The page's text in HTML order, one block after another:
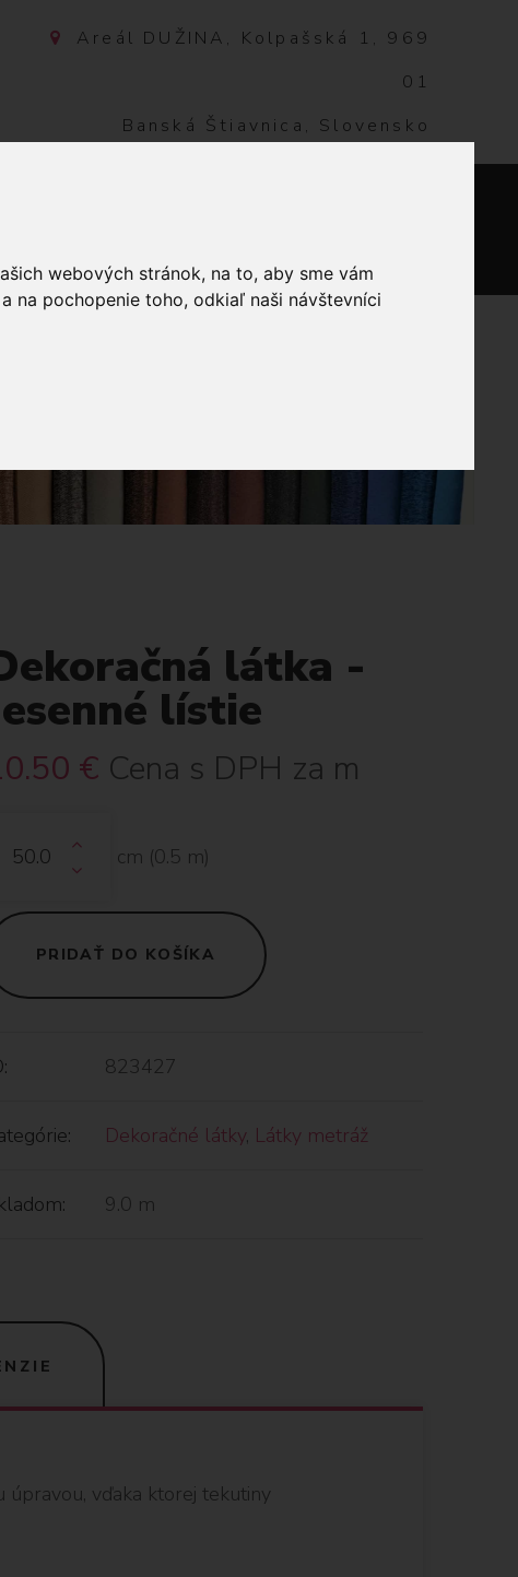
webových stránok, na to, aby sme vám
na pochopenie toho, odkiaľ naši návštevníci
Areál DUŽINA, Kolpašská 1, 969
01
Banská Štiavnica, Slovensko
látka -
lístie
€ Cena s DPH za m
cm (0.5 m)
PRIDAŤ DO KOŠÍKA
823427
Dekoračné látky, Látky metráž
9.0 m
vďaka ktorej tekutiny